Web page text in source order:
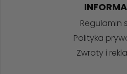
Regulamin
Polityka
Zwroty i